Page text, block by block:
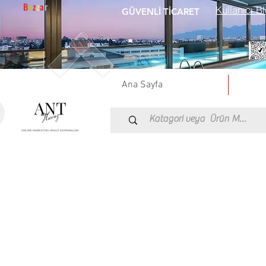
Bazzar GÜVENLİ TİCARET Kullanıcı
Ana Sayfa